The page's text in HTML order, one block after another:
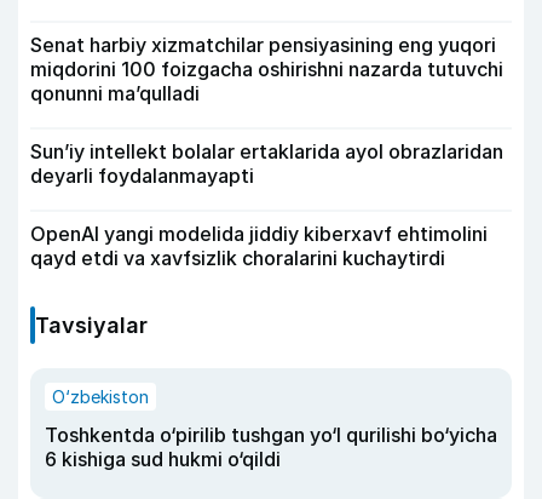
Senat harbiy xizmatchilar pensiyasining eng yuqori
miqdorini 100 foizgacha oshirishni nazarda tutuvchi
qonunni ma’qulladi
Sun’iy intellekt bolalar ertaklarida ayol obrazlaridan
deyarli foydalanmayapti
OpenAI yangi modelida jiddiy kiberxavf ehtimolini
qayd etdi va xavfsizlik choralarini kuchaytirdi
Tavsiyalar
O‘zbekiston
Toshkentda o‘pirilib tushgan yo‘l qurilishi bo‘yicha
6 kishiga sud hukmi o‘qildi